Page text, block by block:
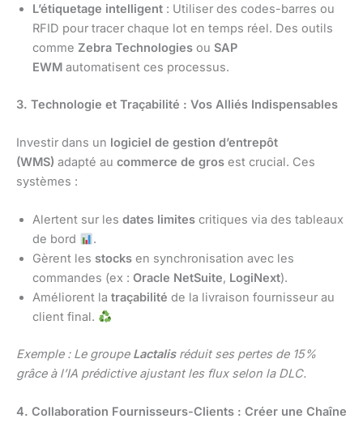
L’étiquetage intelligent : Utiliser des codes-barres ou
RFID pour tracer chaque lot en temps réel. Des outils
comme Zebra Technologies ou SAP
EWM automatisent ces processus.
3. Technologie et Traçabilité : Vos Alliés Indispensables
Investir dans un logiciel de gestion d’entrepôt
(WMS) adapté au commerce de gros est crucial. Ces
systèmes :
Alertent sur les dates limites critiques via des tableaux
de bord
.
Gèrent les stocks en synchronisation avec les
commandes (ex : Oracle NetSuite, LogiNext).
Améliorent la traçabilité de la livraison fournisseur au
client final.
Exemple : Le groupe Lactalisréduit ses pertes de 15%
grâce à l’IA prédictive ajustant les flux selon la DLC.
4. Collaboration Fournisseurs-Clients : Créer une Chaîne